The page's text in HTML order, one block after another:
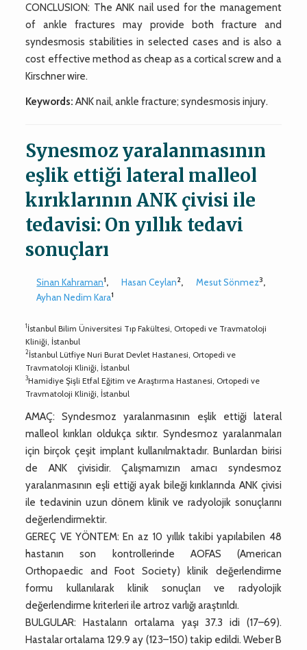
CONCLUSION: The ANK nail used for the management
of ankle fractures may provide both fracture and
syndesmosis stabilities in selected cases and is also a
cost effective method as cheap as a cortical screw and a
Kirschner wire.
Keywords: ANK nail, ankle fracture; syndesmosis injury.
Synesmoz yaralanmasının
eşlik ettiği lateral malleol
kırıklarının ANK çivisi ile
tedavisi: On yıllık tedavi
sonuçları
Sinan Kahraman1, Hasan Ceylan2, Mesut Sönmez3,
Ayhan Nedim Kara1
1İstanbul Bilim Üniversitesi Tıp Fakültesi, Ortopedi ve Travmatoloji
Kliniği, İstanbul
2İstanbul Lütfiye Nuri Burat Devlet Hastanesi, Ortopedi ve
Travmatoloji Kliniği, İstanbul
3Hamidiye Şişli Etfal Eğitim ve Araştırma Hastanesi, Ortopedi ve
Travmatoloji Kliniği, İstanbul
AMAÇ: Syndesmoz yaralanmasının eşlik ettiği lateral
malleol kırıkları oldukça sıktır. Syndesmoz yaralanmaları
için birçok çeşit implant kullanılmaktadır. Bunlardan birisi
de ANK çivisidir. Çalışmamızın amacı syndesmoz
yaralanmasının eşli ettiği ayak bileği kırıklarında ANK çivisi
ile tedavinin uzun dönem klinik ve radyolojik sonuçlarını
değerlendirmektir.
GEREÇ VE YÖNTEM: En az 10 yıllık takibi yapılabilen 48
hastanın son kontrollerinde AOFAS (American
Orthopaedic and Foot Society) klinik değerlendirme
formu kullanılarak klinik sonuçları ve radyolojik
değerlendirme kriterleri ile artroz varlığı araştırıldı.
BULGULAR: Hastaların ortalama yaşı 37.3 idi (17–69).
Hastalar ortalama 129.9 ay (123–150) takip edildi. Weber B